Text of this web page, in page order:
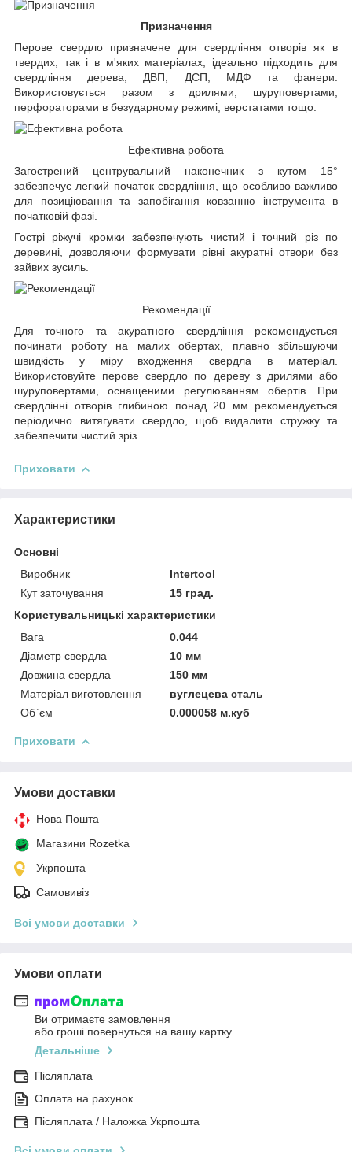
Призначення
Перове свердло призначене для свердління отворів як в
твердих, так і в м'яких матеріалах, ідеально підходить для
свердління дерева, ДВП, ДСП, МДФ та фанери.
Використовується разом з дрилями, шуруповертами,
перфораторами в безударному режимі, верстатами тощо.
Ефективна робота
Загострений центрувальний наконечник з кутом 15°
забезпечує легкий початок свердління, що особливо важливо
для позиціювання та запобігання ковзанню інструмента в
початковій фазі.
Гострі ріжучі кромки забезпечують чистий і точний різ по
деревині, дозволяючи формувати рівні акуратні отвори без
зайвих зусиль.
Рекомендації
Для точного та акуратного свердління рекомендується
починати роботу на малих обертах, плавно збільшуючи
швидкість у міру входження свердла в матеріал.
Використовуйте перове свердло по дереву з дрилями або
шуруповертами, оснащеними регулюванням обертів. При
свердлінні отворів глибиною понад 20 мм рекомендується
періодично витягувати свердло, щоб видалити стружку та
забезпечити чистий зріз.
Приховати
Характеристики
Основні
Виробник
Intertool
Кут заточування
15 град.
Користувальницькі характеристики
Вага
0.044
Діаметр свердла
10 мм
Довжина свердла
150 мм
Матеріал виготовлення
вуглецева сталь
Об`єм
0.000058 м.куб
Приховати
Умови доставки
Нова Пошта
Магазини Rozetka
Укрпошта
Самовивіз
Всі умови доставки
Умови оплати
Ви отримаєте замовлення
або гроші повернуться на вашу картку
Детальніше
Післяплата
Оплата на рахунок
Післяплата / Наложка Укрпошта